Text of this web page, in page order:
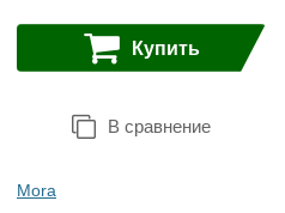
Купить
В сравнение
Mora